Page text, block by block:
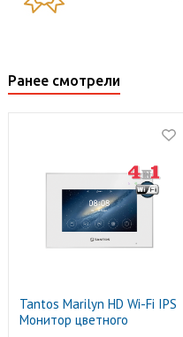
Ранее смотрели
Tantos Marilyn HD Wi-Fi IPS
Монитор цветного